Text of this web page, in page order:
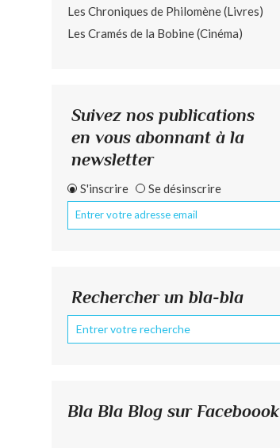
Les Chroniques de Philomène (Livres)
Les Cramés de la Bobine (Cinéma)
Suivez nos publications
en vous abonnant à la
newsletter
S'inscrire Se désinscrire
Rechercher un bla-bla
Bla Bla Blog sur Faceboook